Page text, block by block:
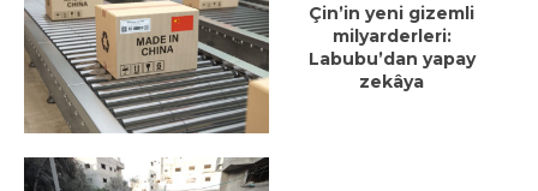
Çin’in yeni gizemli
milyarderleri:
Labubu’dan yapay
zekâya